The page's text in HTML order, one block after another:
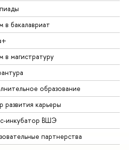
в бакалавриат
в магистратуру
образование
развития карьеры
инкубатор ВШЭ
партнерства